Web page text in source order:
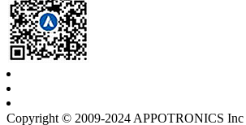
Copyright © 2009-2024 APPOTRONICS